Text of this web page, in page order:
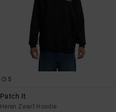
5
Patch It
Heren Zwart Hoodie